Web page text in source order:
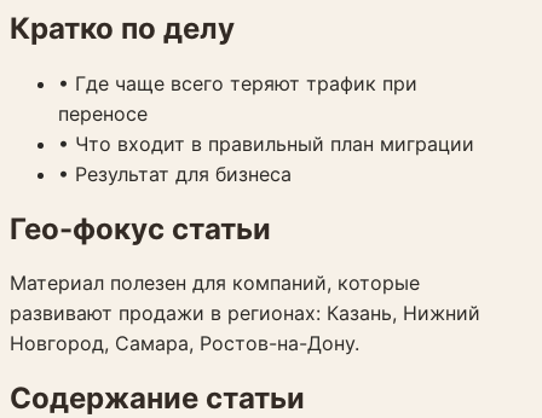
Кратко по делу
• Где чаще всего теряют трафик при
переносе
• Что входит в правильный план миграции
• Результат для бизнеса
Гео-фокус статьи
Материал полезен для компаний, которые
развивают продажи в регионах: Казань, Нижний
Новгород, Самара, Ростов-на-Дону.
Содержание статьи